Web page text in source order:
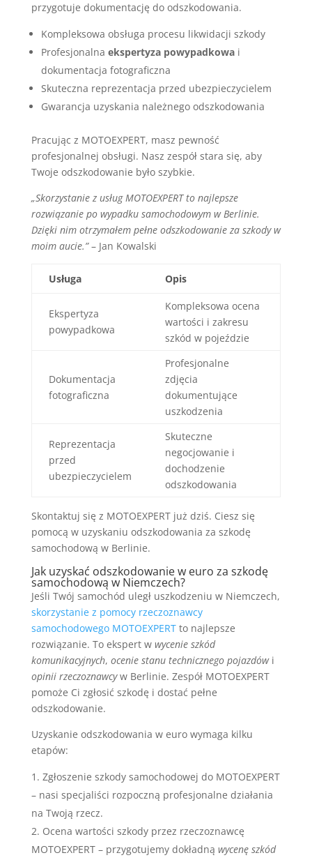
przygotuje dokumentację do odszkodowania.
Kompleksowa obsługa procesu likwidacji szkody
Profesjonalna ekspertyza powypadkowai
dokumentacja fotograficzna
Skuteczna reprezentacja przed ubezpieczycielem
Gwarancja uzyskania należnego odszkodowania
Pracując z MOTOEXPERT, masz pewność
profesjonalnej obsługi. Nasz zespół stara się, aby
Twoje odszkodowanie było szybkie.
„Skorzystanie z usług MOTOEXPERT to najlepsze
rozwiązanie po wypadku samochodowym w Berlinie.
Dzięki nim otrzymałem pełne odszkodowanie za szkody w
moim aucie.”– Jan Kowalski
Usługa Opis
Ekspertyza
powypadkowa
Kompleksowa ocena
wartości i zakresu
szkód w pojeździe
Dokumentacja
fotograficzna
Profesjonalne
zdjęcia
dokumentujące
uszkodzenia
Reprezentacja
przed
ubezpieczycielem
Skuteczne
negocjowanie i
dochodzenie
odszkodowania
Skontaktuj się z MOTOEXPERT już dziś. Ciesz się
pomocą w uzyskaniu odszkodowania za szkodę
samochodową w Berlinie.
Jak uzyskać odszkodowanie w euro za szkodę
samochodową w Niemczech?
Jeśli Twój samochód uległ uszkodzeniu w Niemczech,
skorzystanie z pomocy rzeczoznawcy
samochodowego MOTOEXPERTto najlepsze
rozwiązanie. To ekspert w wycenie szkód
komunikacyjnych, ocenie stanu technicznego pojazdówi
opinii rzeczoznawcyw Berlinie. Zespół MOTOEXPERT
pomoże Ci zgłosić szkodę i dostać pełne
odszkodowanie.
Uzyskanie odszkodowania w euro wymaga kilku
etapów:
Zgłoszenie szkody samochodowej do MOTOEXPERT
– nasi specjaliści rozpoczną profesjonalne działania
na Twoją rzecz.
Ocena wartości szkody przez rzeczoznawcę
MOTOEXPERT – przygotujemy dokładną wycenę szkód